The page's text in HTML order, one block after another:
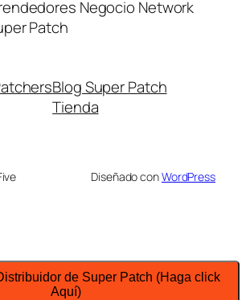
Negocio Network
Patch
Blog Super Patch
Tienda
Diseñado conWordPress
de Super Patch (Haga click
Aquí)